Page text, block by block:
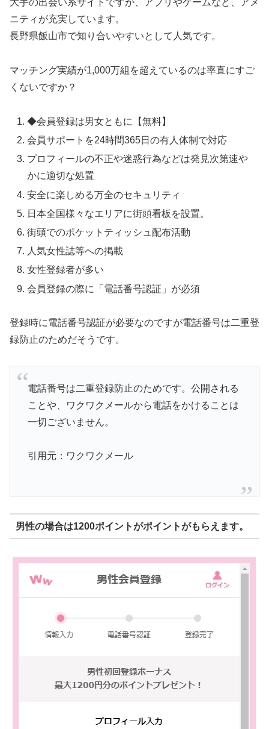
大手の出会い系サイトですが、アプリやゲームなど、アメ
ニティが充実しています。
長野県飯山市で知り合いやすいとして人気です。
マッチング実績が1,000万組を超えているのは率直にすご
くないですか？
◆会員登録は男女ともに【無料】
会員サポートを24時間365日の有人体制で対応
プロフィールの不正や迷惑行為などは発見次第速や
かに適切な処置
安全に楽しめる万全のセキュリティ
日本全国様々なエリアに街頭看板を設置。
街頭でのポケットティッシュ配布活動
人気女性誌等への掲載
女性登録者が多い
会員登録の際に「電話番号認証」が必須
登録時に電話番号認証が必要なのですが電話番号は二重登
録防止のためだそうです。
電話番号は二重登録防止のためです。公開される
ことや、ワクワクメールから電話をかけることは
一切ございません。
引用元：ワクワクメール
男性の場合は1200ポイントがポイントがもらえます。